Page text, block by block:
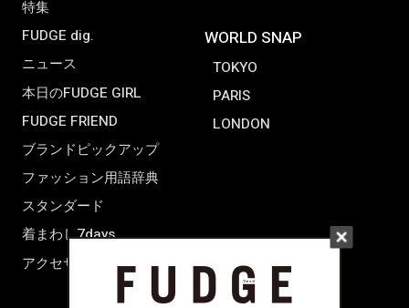
特集
FUDGE dig.
ニュース
本日のFUDGE GIRL
FUDGE FRIEND
ブランドピックアップ
ファッション用語辞典
スタンダード
着まわし7days
アクセサリー
WORLD SNAP
TOKYO
PARIS
LONDON